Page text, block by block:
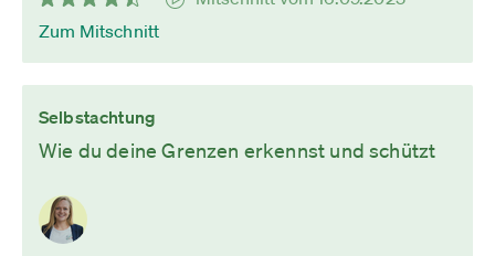
Zum Mitschnitt
Selbstachtung
Wie du deine Grenzen erkennst und schützt